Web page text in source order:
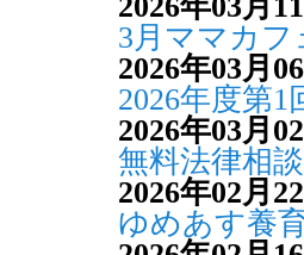
3月ママカ
2026年03月
2026年度第
2026年03月
無料法律相談
2026年02月
ゆめあす養